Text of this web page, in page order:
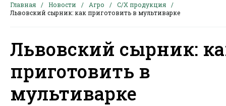
Главная Новости Агро
С/Х продукция
Львовский сырник: как приготовить в мультиварке
Львовский сырник:
приготовить в
мультиварке